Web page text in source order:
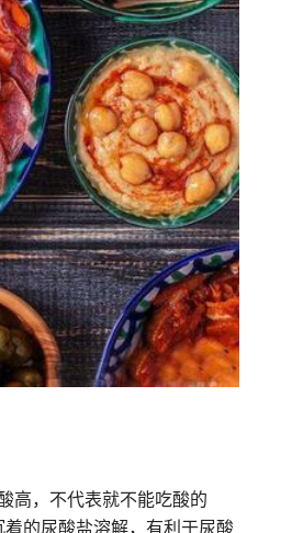
高，不代表就不能吃酸的
的尿酸盐溶解，有利于尿酸